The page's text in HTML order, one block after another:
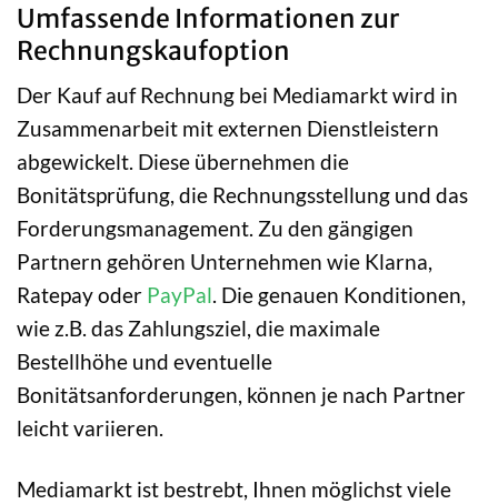
Umfassende Informationen zur
Rechnungskaufoption
Der Kauf auf Rechnung bei Mediamarkt wird in
Zusammenarbeit mit externen Dienstleistern
abgewickelt. Diese übernehmen die
Bonitätsprüfung, die Rechnungsstellung und das
Forderungsmanagement. Zu den gängigen
Partnern gehören Unternehmen wie Klarna,
Ratepay oder PayPal. Die genauen Konditionen,
wie z.B. das Zahlungsziel, die maximale
Bestellhöhe und eventuelle
Bonitätsanforderungen, können je nach Partner
leicht variieren.
Mediamarkt ist bestrebt, Ihnen möglichst viele